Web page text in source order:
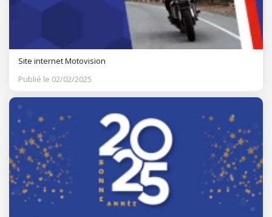
Site internet Motovision
Publié le 02/02/2025